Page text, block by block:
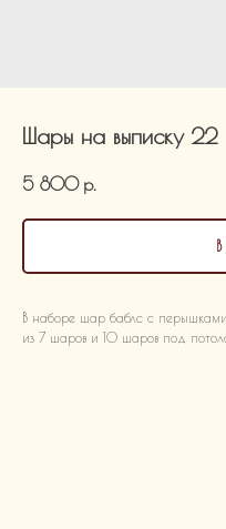
Шары на выписку 22
5 800 р.
В наборе шар баблс с
из 7 шаров и 10 шаров под